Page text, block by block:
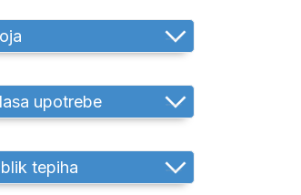
upotrebe
tepiha